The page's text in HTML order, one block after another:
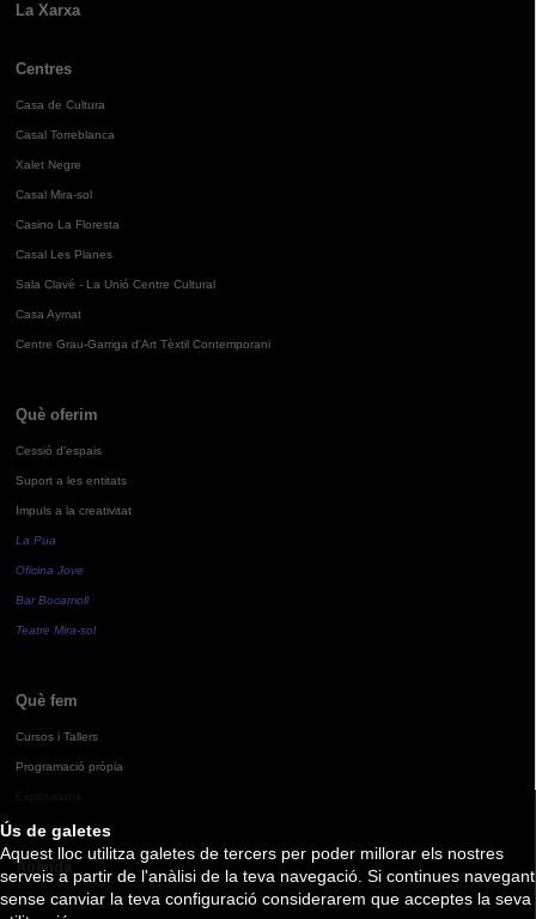
Ús de galetes
Aquest lloc utilitza galetes de tercers per poder millorar els nostres
serveis a partir de l'anàlisi de la teva navegació. Si continues navegant
sense canviar la teva configuració considerarem que acceptes la seva
La Xarxa
Centres
Casa de Cultura
Casal Torreblanca
Xalet Negre
Casal Mira-sol
Casino La Floresta
Casal Les Planes
Sala Clavé - La Unió Centre Cultural
Casa Aymat
Centre Grau-Garriga d'Art Tèxtil Contemporani
Què oferim
Cessió d'espais
Suport a les entitats
Impuls a la creativitat
La Pua
Oficina Jove
Bar Bocamoll
Teatre Mira-sol
Què fem
Cursos i Tallers
Programació pròpia
Agenda